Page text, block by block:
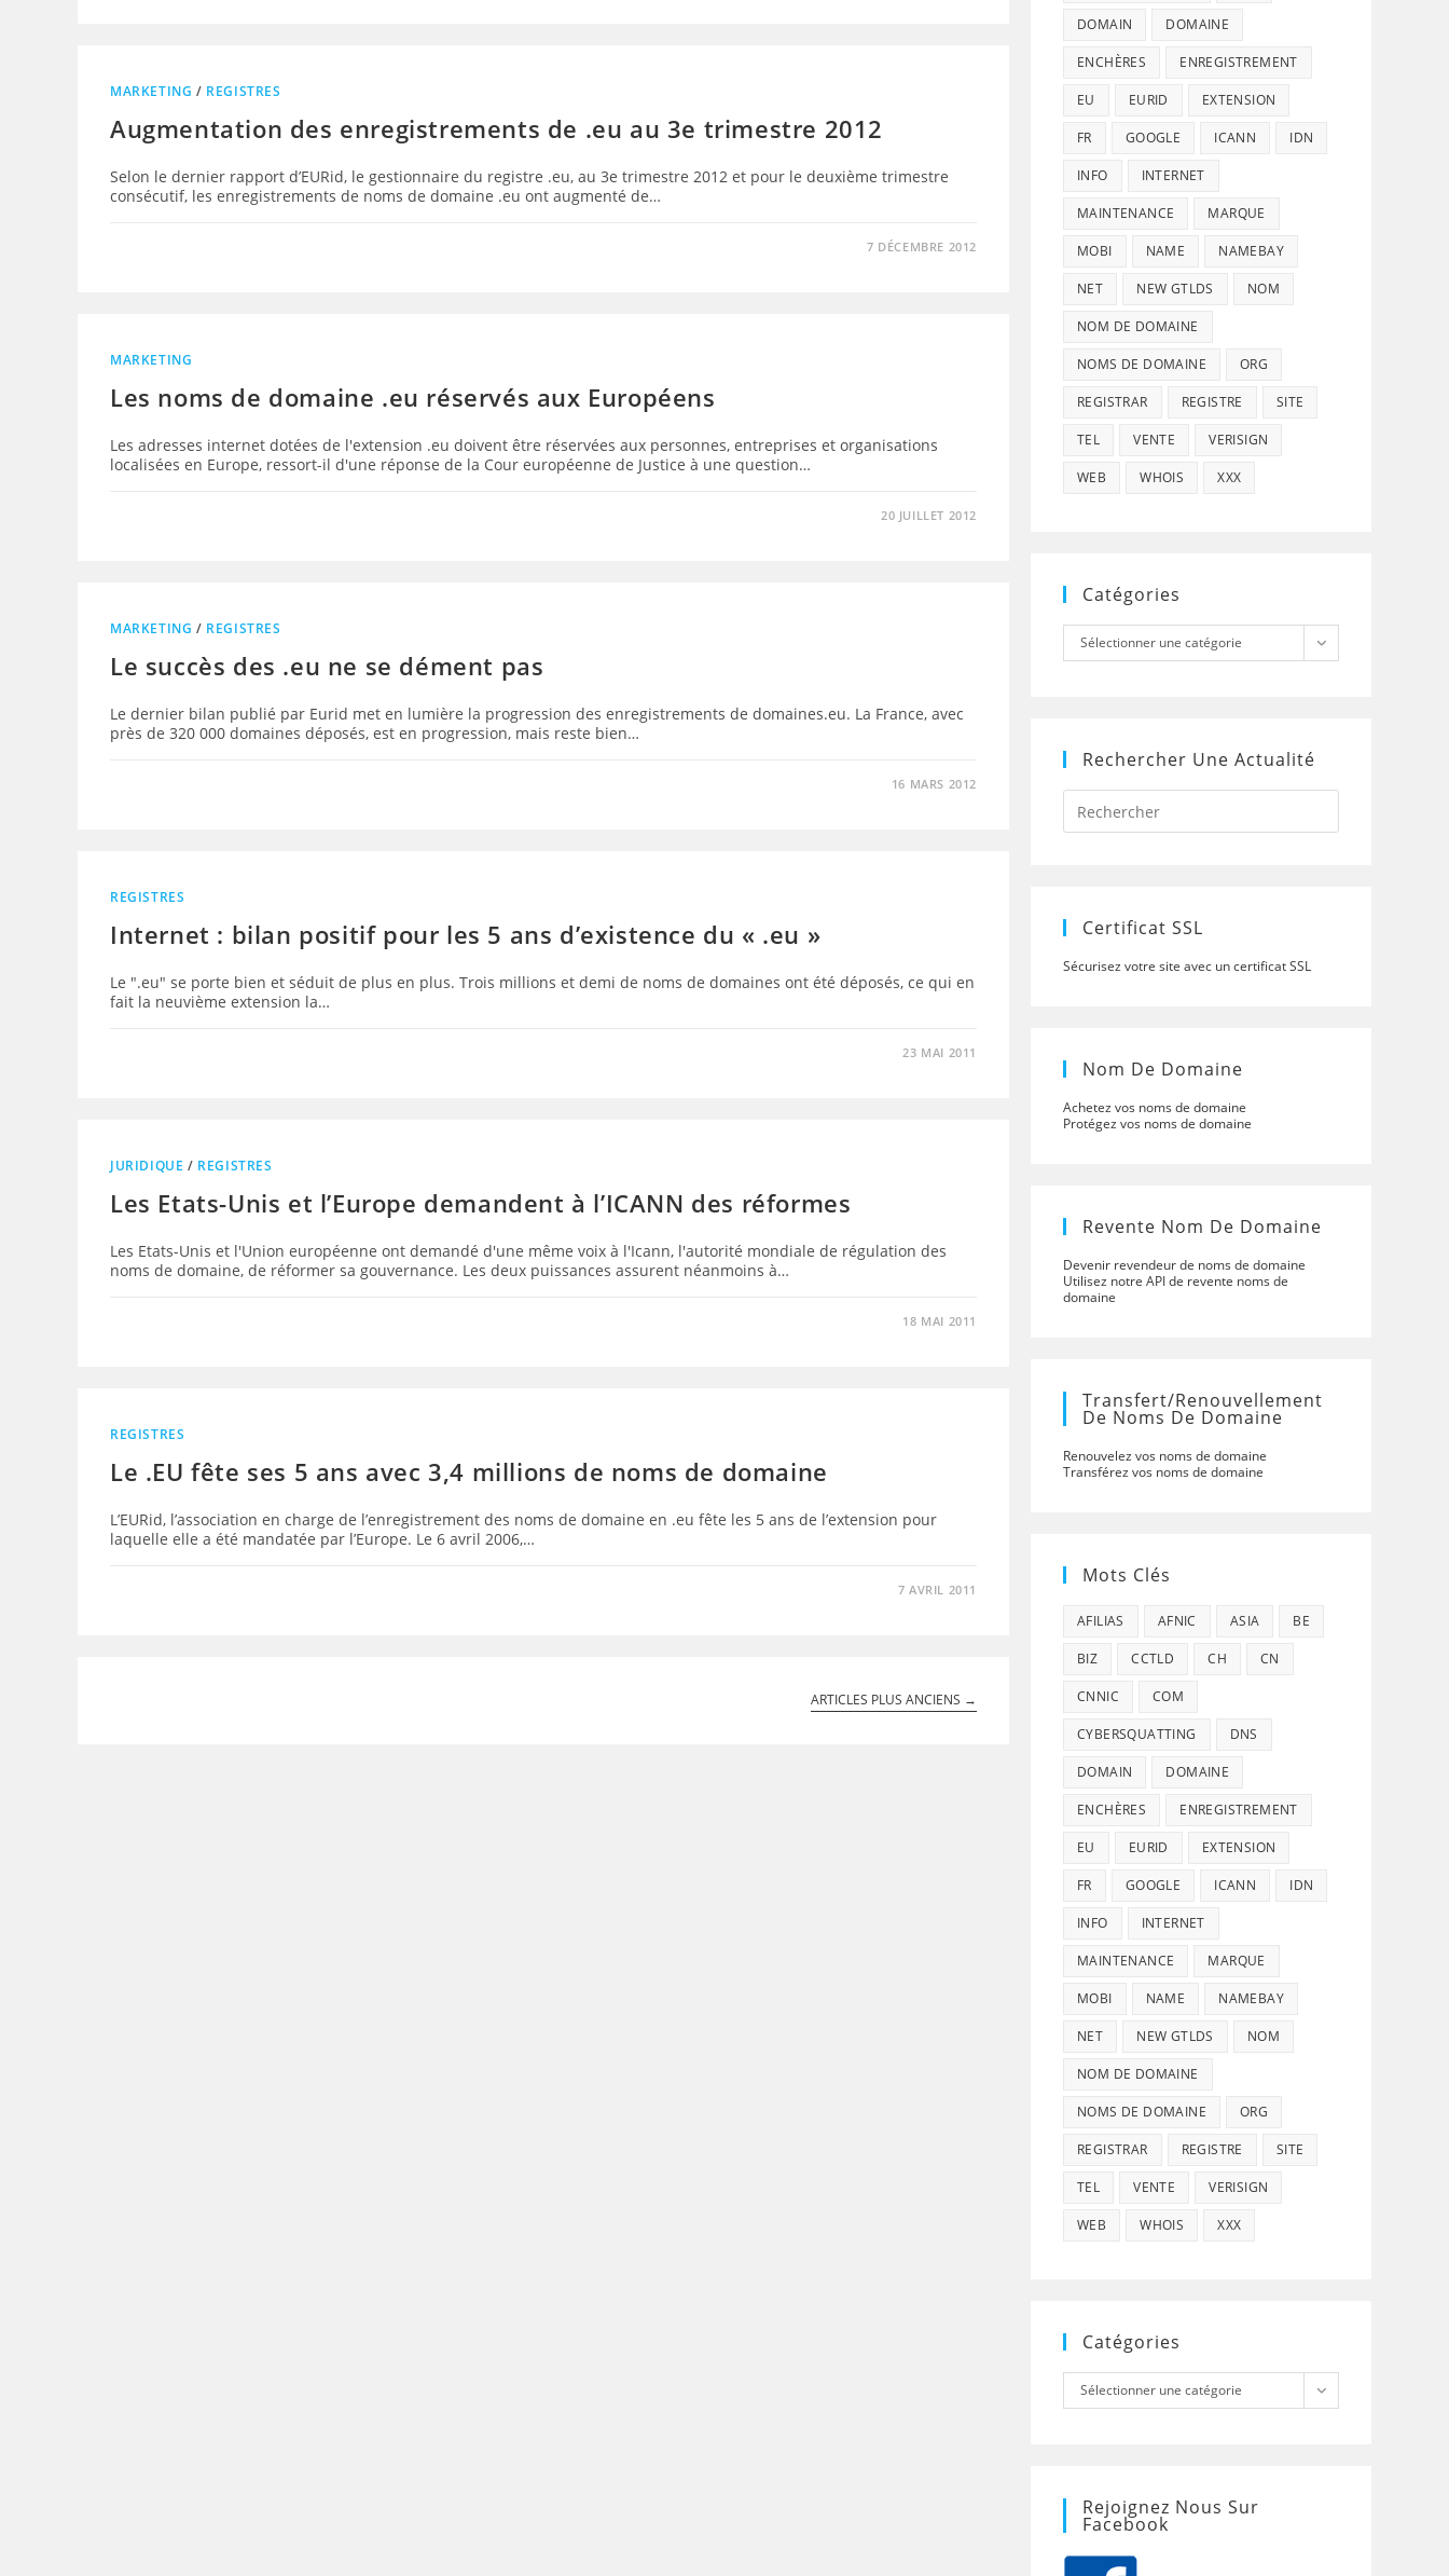
MARKETING / REGISTRES
Augmentation des enregistrements de .eu au 3e trimestre 2012
Selon le dernier rapport d’EURid, le gestionnaire du registre .eu, au 3e trimestre 2012 et pour le deuxième trimestre
consécutif, les enregistrements de noms de domaine .eu ont augmenté de…
7 DÉCEMBRE 2012
MARKETING
Les noms de domaine .eu réservés aux Européens
Les adresses internet dotées de l'extension .eu doivent être réservées aux personnes, entreprises et organisations
localisées en Europe, ressort-il d'une réponse de la Cour européenne de Justice à une question…
20 JUILLET 2012
MARKETING / REGISTRES
Le succès des .eu ne se dément pas
Le dernier bilan publié par Eurid met en lumière la progression des enregistrements de domaines.eu. La France, avec
près de 320 000 domaines déposés, est en progression, mais reste bien…
16 MARS 2012
REGISTRES
Internet : bilan positif pour les 5 ans d’existence du « .eu »
Le ".eu" se porte bien et séduit de plus en plus. Trois millions et demi de noms de domaines ont été déposés, ce qui en
fait la neuvième extension la…
23 MAI 2011
JURIDIQUE / REGISTRES
Les Etats-Unis et l’Europe demandent à l’ICANN des réformes
Les Etats-Unis et l'Union européenne ont demandé d'une même voix à l'Icann, l'autorité mondiale de régulation des
noms de domaine, de réformer sa gouvernance. Les deux puissances assurent néanmoins à…
18 MAI 2011
REGISTRES
Le .EU fête ses 5 ans avec 3,4 millions de noms de domaine
L’EURid, l’association en charge de l’enregistrement des noms de domaine en .eu fête les 5 ans de l’extension pour
laquelle elle a été mandatée par l’Europe. Le 6 avril 2006,…
7 AVRIL 2011
ARTICLES PLUS ANCIENS →
DOMAIN DOMAINE
ENCHÈRES ENREGISTREMENT
EU EURID EXTENSION
FR GOOGLE ICANN IDN
INFO INTERNET
MAINTENANCE MARQUE
MOBI NAME NAMEBAY
NET NEW GTLDS NOM
NOM DE DOMAINE
NOMS DE DOMAINE ORG
REGISTRAR REGISTRE SITE
TEL VENTE VERISIGN
WEB WHOIS XXX
Catégories
Catégories
Sélectionner une catégorie
Rechercher Une Actualité
Press
to
Certificat SSL
Sécurisez votre site avec un certificat SSL
Nom De Domaine
Achetez vos noms de domaine
Protégez vos noms de domaine
Revente Nom De Domaine
Devenir revendeur de noms de domaine
Utilisez notre API de revente noms de
domaine
Transfert/renouvellement
De Noms De Domaine
Renouvelez vos noms de domaine
Transférez vos noms de domaine
Mots Clés
AFILIAS AFNIC ASIA BE
BIZ CCTLD CH CN
CNNIC COM
CYBERSQUATTING DNS
DOMAIN DOMAINE
ENCHÈRES ENREGISTREMENT
EU EURID EXTENSION
FR GOOGLE ICANN IDN
INFO INTERNET
MAINTENANCE MARQUE
MOBI NAME NAMEBAY
NET NEW GTLDS NOM
NOM DE DOMAINE
NOMS DE DOMAINE ORG
REGISTRAR REGISTRE SITE
TEL VENTE VERISIGN
WEB WHOIS XXX
Catégories
Catégories
Sélectionner une catégorie
Rejoignez Nous Sur
Facebook